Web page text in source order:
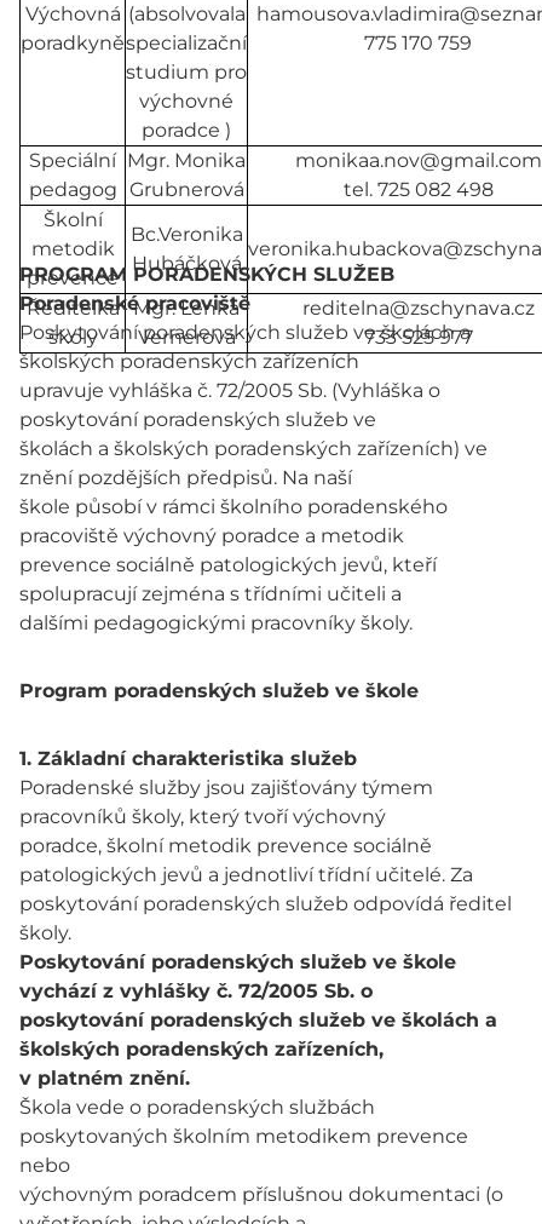
Výchovná
poradkyně
(absolvovala
specializační
studium pro
výchovné
poradce )
775 170 759
Speciální
pedagog
Mgr. Monika
Grubnerová
monikaa.nov@gmail.com
tel. 725 082 498
Školní
metodik
prevence
Bc.Veronika
Hubáčková
Ředitelka
školy
Mgr. Lenka
Vernerová
reditelna@zschynava.cz
733 525 977
PROGRAM PORADENSKÝCH SLUŽEB
Poradenské pracoviště
Poskytování poradenských služeb ve školách a
školských poradenských zařízeních
upravuje vyhláška č. 72/2005 Sb. (Vyhláška o
poskytování poradenských služeb ve
školách a školských poradenských zařízeních) ve
znění pozdějších předpisů. Na naší
škole působí v rámci školního poradenského
pracoviště výchovný poradce a metodik
prevence sociálně patologických jevů, kteří
spolupracují zejména s třídními učiteli a
dalšími pedagogickými pracovníky školy.
Program poradenských služeb ve škole
1. Základní charakteristika služeb
Poradenské služby jsou zajišťovány týmem
pracovníků školy, který tvoří výchovný
poradce, školní metodik prevence sociálně
patologických jevů a jednotliví třídní učitelé. Za
poskytování poradenských služeb odpovídá ředitel
školy.
Poskytování poradenských služeb ve škole
vychází z vyhlášky č. 72/2005 Sb. o
poskytování poradenských služeb ve školách a
školských poradenských zařízeních,
v platném znění.
Škola vede o poradenských službách
poskytovaných školním metodikem prevence
nebo
výchovným poradcem příslušnou dokumentaci (o